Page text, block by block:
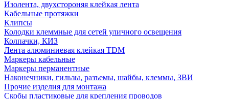
Изолента, двухстороняя клейкая лента
Кабельные протяжки
Клипсы
Колодки клеммные для сетей уличного освещения
Колпачки, КИЗ
Лента алюминиевая клейкая TDM
Маркеры кабельные
Маркеры перманентные
Наконечники, гильзы, разъемы, шайбы, клеммы, ЗВИ
Прочие изделия для монтажа
Скобы пластиковые для крепления проводов